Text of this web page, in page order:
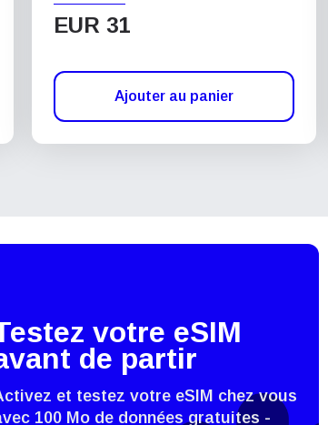
EUR 31
Ajouter au panier
votre eSIM
de partir
et testez votre eSIM chez vous
100 Mo de données gratuites -